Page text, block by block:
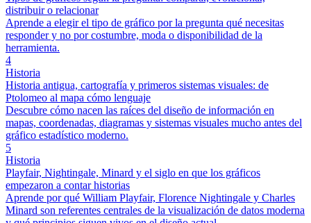
distribuir o relacionar
Aprende a elegir el tipo de gráfico por la pregunta qué necesitas
responder y no por costumbre, moda o disponibilidad de la
herramienta.
4
Historia
Historia antigua, cartografía y primeros sistemas visuales: de
Ptolomeo al mapa cómo lenguaje
Descubre cómo nacen las raíces del diseño de información en
mapas, coordenadas, diagramas y sistemas visuales mucho antes del
gráfico estadístico moderno.
5
Historia
Playfair, Nightingale, Minard y el siglo en que los gráficos
empezaron a contar historias
Aprende por qué William Playfair, Florence Nightingale y Charles
Minard son referentes centrales de la visualización de datos moderna